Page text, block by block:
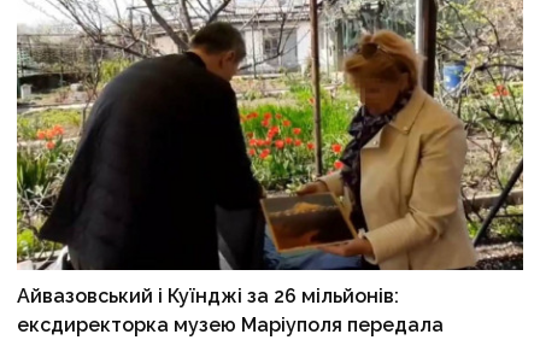
Айвазовський і Куїнджі за 26 мільйонів:
ексдиректорка музею Маріуполя передала